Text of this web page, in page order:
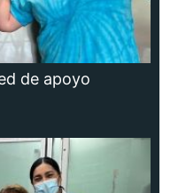
de apoyo